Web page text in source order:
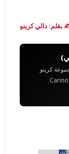
بقلم: دالي كرينو
كرينو